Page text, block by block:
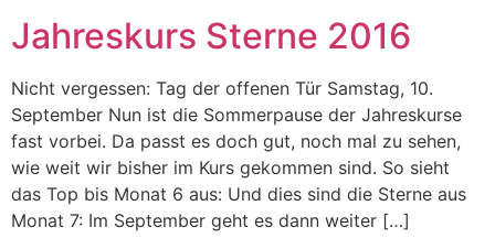
Jahreskurs Sterne 2016
Nicht vergessen: Tag der offenen Tür Samstag, 10.
September Nun ist die Sommerpause der Jahreskurse
fast vorbei. Da passt es doch gut, noch mal zu sehen,
wie weit wir bisher im Kurs gekommen sind. So sieht
das Top bis Monat 6 aus: Und dies sind die Sterne aus
Monat 7: Im September geht es dann weiter […]